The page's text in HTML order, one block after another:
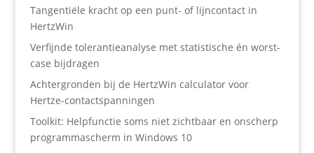
Tangentiële kracht op een punt- of lijncontact in
HertzWin
Verfijnde tolerantieanalyse met statistische én worst-
case bijdragen
Achtergronden bij de HertzWin calculator voor
Hertze-contactspanningen
Toolkit: Helpfunctie soms niet zichtbaar en onscherp
programmascherm in Windows 10